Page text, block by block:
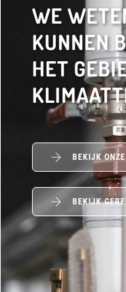
WE
KUNNEN
HET
BEKIJK
BEKIJK